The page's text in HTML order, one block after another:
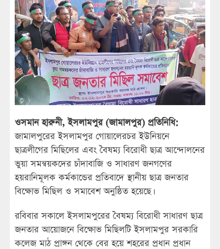
ওসমান হারুনী, ইসলামপুর (জামালপুর) প্রতিনিধি:
জামালপুরের ইসলামপুর গোয়ালেরচর ইউনিয়নে
ছাত্রলীগের মিছিলের এবং বৈষম্য বিরোধী ছাত্র আন্দোলনের
ভুয়া সমন্বয়কদের চাঁদাবাজি ও সাধারণ জনগণের
হয়রানিমূলক কর্মকান্ডের প্রতিবাদে স্থানীয় ছাত্র জনতার
বিক্ষোভ মিছিল ও সমাবেশ অনুষ্ঠিত হয়েছে।
রবিবার সকালে ইসলামপুরের বৈষম্য বিরোধী সাধারণ ছাত্র
জনতার আয়োজনে বিক্ষোভ মিছিলটি ইসলামপুর সরকারি
কলেজ মাঠ প্রাঙ্গন থেকে বের হয়ে শহরের প্রধান প্রধান